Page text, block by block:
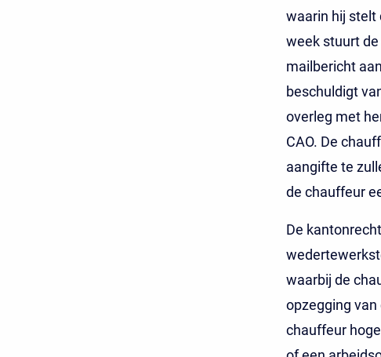
waarin hij stelt
week stuurt
mailbericht
beschuldigt
overleg met
CAO. De
aangifte te
de chauffeur
De
waarbij de
opzegging
chauffeur